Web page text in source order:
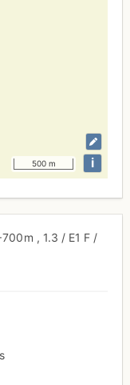
500 m i
m , 1.3 / E1 F /